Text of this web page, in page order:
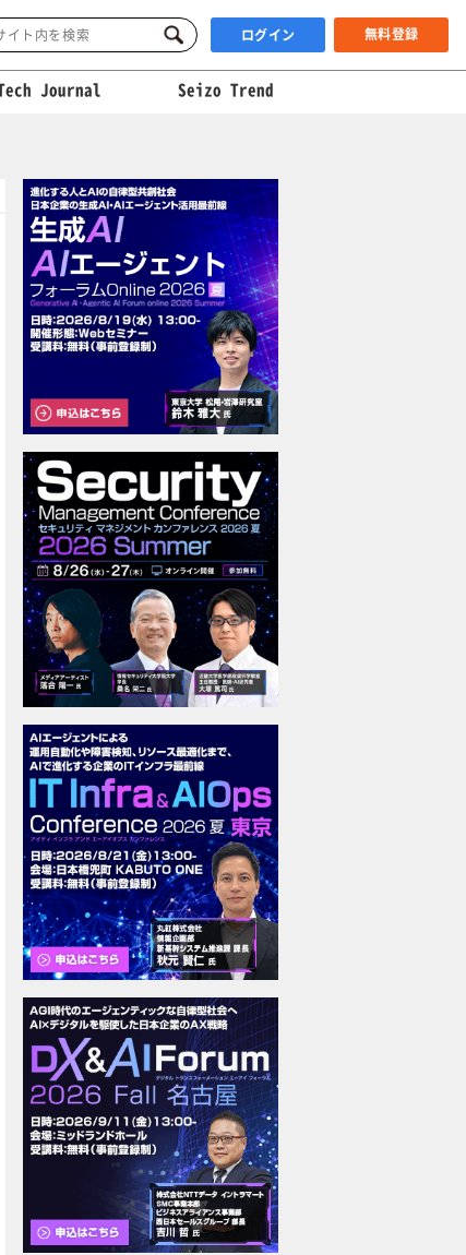
ログイン 無料登録
Journal Seizo Trend